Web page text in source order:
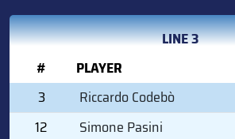
LINE 3
#
PLAYER
3
Riccardo Codebò
12
Simone Pasini